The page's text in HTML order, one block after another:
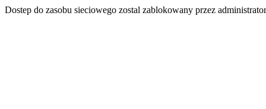
Dostep do zasobu sieciowego zostal zablokowany przez